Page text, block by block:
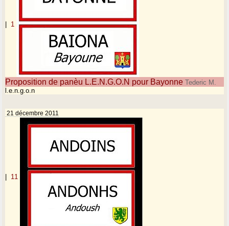
| 1
Proposition de panèu L.E.N.G.O.N pour Bayonne Tederic M.
l.e.n.g.o.n
21 décembre 2011
| 11